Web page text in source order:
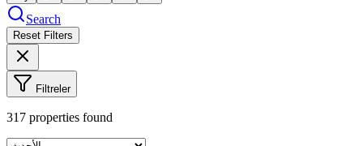
Search
Reset Filters
Filtreler
317 properties found